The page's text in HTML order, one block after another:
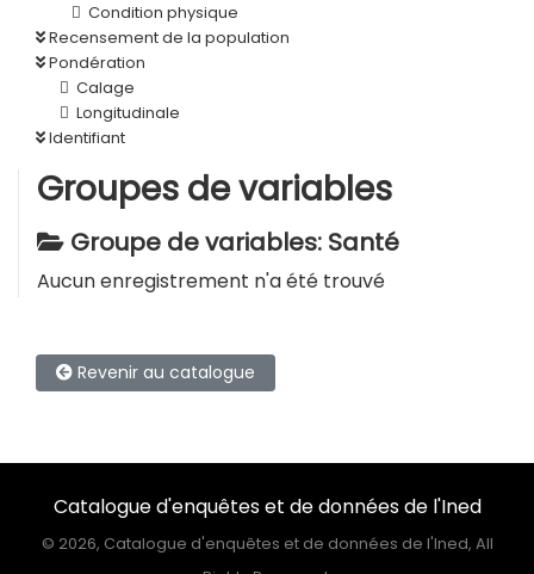
Condition physique
Recensement de la population
Pondération
Calage
Longitudinale
Identifiant
Groupes de variables
Groupe de variables: Santé
Aucun enregistrement n'a été trouvé
Revenir au catalogue
Catalogue d'enquêtes et de données de l'Ined
© 2026, Catalogue d'enquêtes et de données de l'Ined, All